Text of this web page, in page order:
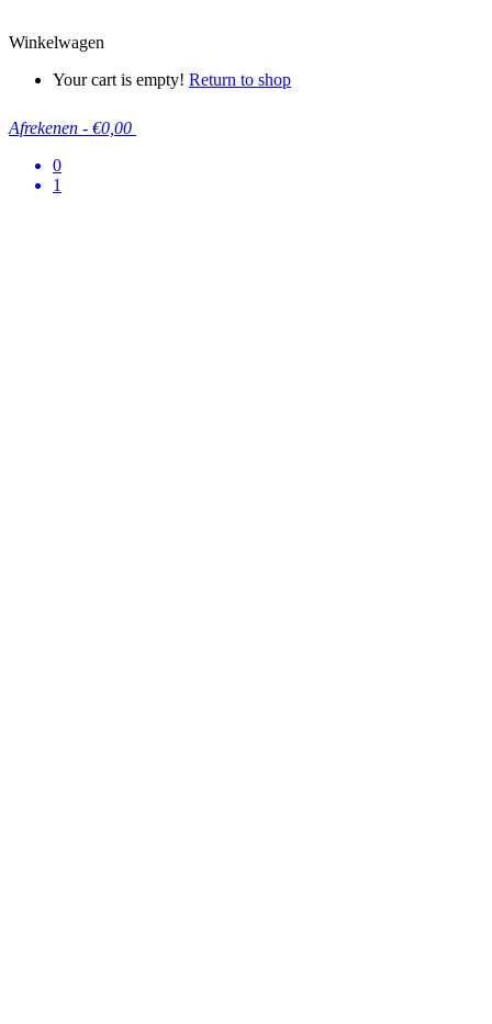
Winkelwagen
Your cart is empty! Return to shop
Afrekenen - €0,00
0
1